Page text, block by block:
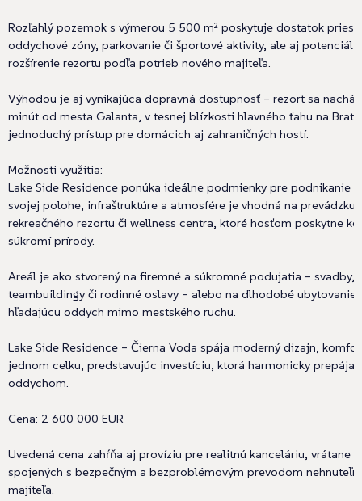
Rozľahlý pozemok s výmerou 5 500 m² poskytuje dostatok
oddychové zóny, parkovanie či športové aktivity, ale aj potenciál
rozšírenie rezortu podľa potrieb nového majiteľa.
Výhodou je aj vynikajúca dopravná dostupnosť – rezort sa
minút od mesta Galanta, v tesnej blízkosti hlavného ťahu na
jednoduchý prístup pre domácich aj zahraničných hostí.
Možnosti využitia:
Lake Side Residence ponúka ideálne podmienky pre podnikanie
svojej polohe, infraštruktúre a atmosfére je vhodná na prevádzku
rekreačného rezortu či wellness centra, ktoré hosťom poskytne
súkromí prírody.
Areál je ako stvorený na firemné a súkromné podujatia – svadby,
teambuildingy či rodinné oslavy – alebo na dlhodobé ubytovanie
hľadajúcu oddych mimo mestského ruchu.
Lake Side Residence – Čierna Voda spája moderný dizajn,
jednom celku, predstavujúc investíciu, ktorá harmonicky prepája
oddychom.
Cena: 2 600 000 EUR
Uvedená cena zahŕňa aj províziu pre realitnú kanceláriu, vrátane
spojených s bezpečným a bezproblémovým prevodom
majiteľa.